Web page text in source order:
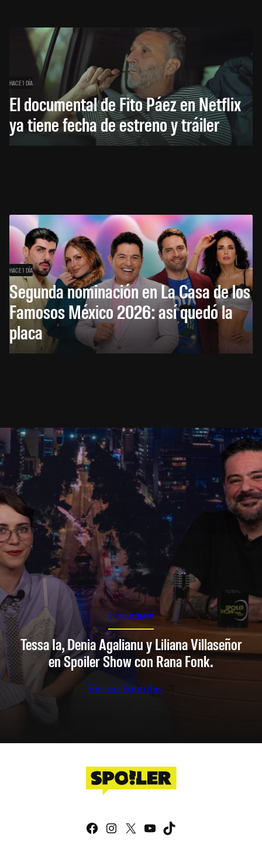
HACE 1 DÍA
El documental de Fito Páez en Netflix
ya tiene fecha de estreno y tráiler
HACE 1 DÍA
Segunda nominación en La Casa de los
Famosos México 2026: así quedó la
placa
SPOILER SHOW
Tessa Ia, Denia Agalianu y Liliana Villaseñor
en Spoiler Show con Rana Fonk.
Ver en Youtube
Facebook
Instagram
X YouTube